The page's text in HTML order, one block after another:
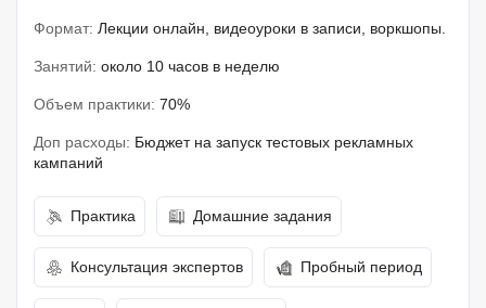
Формат: Лекции онлайн, видеоуроки в записи, воркшопы.
Занятий: около 10 часов в неделю
Объем практики: 70%
Доп расходы: Бюджет на запуск тестовых рекламных
кампаний
Практика Домашние задания
Консультация экспертов Пробный период